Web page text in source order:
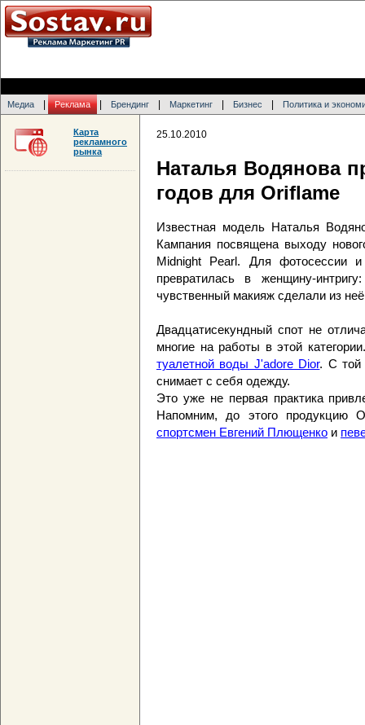
Медиа Реклама Брендинг Маркетинг Бизнес Политика и
25.10.2010
Наталья Водянова
годов для Oriflame
Известная модель Наталья
Кампания посвящена выходу
Midnight Pearl. Для фотосессии
превратилась в женщину-
чувственный макияж сделали из
Двадцатисекундный спот не
многие на работы в этой
туалетной воды J'adore Dior. С той
снимает с себя одежду.
Это уже не первая практика
Напомним, до этого продукцию
спортсмен Евгений Плющенко и
Карта
рекламного
рынка